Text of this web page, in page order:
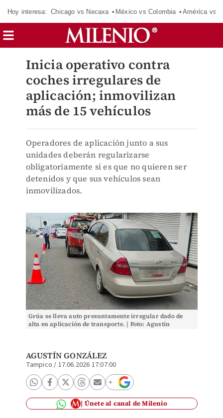
Hoy interesa: Chicago vs Necaxa México vs Colombia América vs
Inicia operativo contra
coches irregulares de
aplicación; inmovilizan
más de 15 vehículos
Operadores de aplicación junto a sus
unidades deberán regularizarse
obligatoriamente si es que no quieren ser
detenidos y que sus vehículos sean
inmovilizados.
Grúa se lleva auto presuntamente irregular dado de
alta en aplicación de transporte. | Foto: Agustín
AGUSTÍN GONZÁLEZ
Tampico / 17.06.2026 17:07:00
Únete al canal de Milenio